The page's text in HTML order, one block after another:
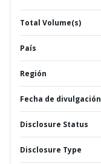
Total Volume(s)
País
Región
Fecha de divulgación
Disclosure Status
Disclosure Type